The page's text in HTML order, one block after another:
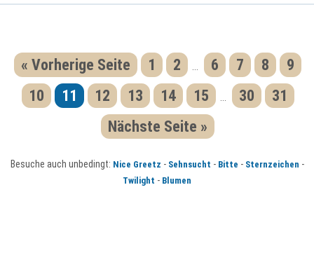
« Vorherige Seite 1 2 ... 6 7 8
9
10
11 12 13 14 15 ... 30
31
Nächste Seite »
Besuche auch unbedingt: Nice Greetz - Sehnsucht - Bitte - Sternzeichen -
Twilight - Blumen